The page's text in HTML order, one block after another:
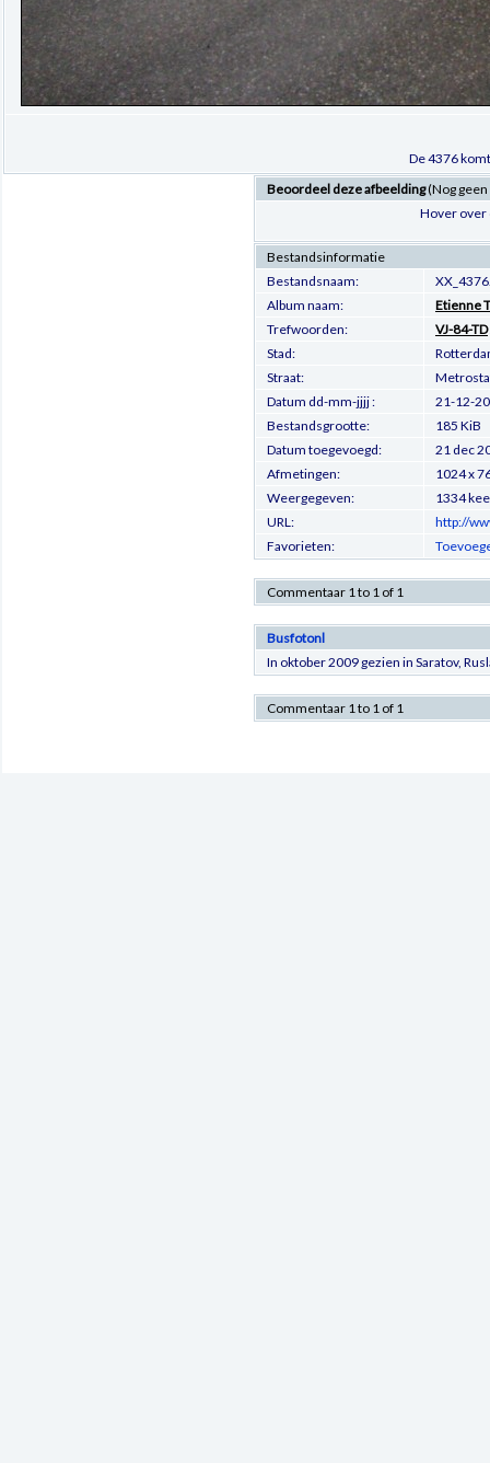
De 4376
Beoordeel deze afbeelding(Nog
Hover over
Bestandsinformatie
Bestandsnaam:
Album naam:
Etienne
Trefwoorden:
VJ-84-TD
Stad:
Straat:
Datum dd-mm-jjjj :
21-12-
Bestandsgrootte:
185 KiB
Datum toegevoegd:
21 dec
Afmetingen:
1024 x
Weergegeven:
1334
URL:
http://
Favorieten:
Commentaar 1 to 1 of 1
Busfotonl
In oktober 2009 gezien in Saratov,
Commentaar 1 to 1 of 1